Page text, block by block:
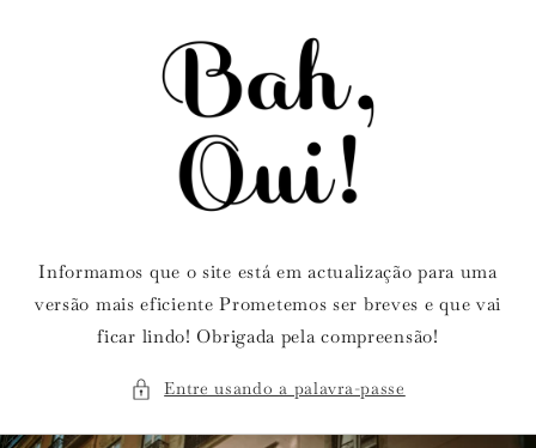
Informamos que o site está em actualização para uma
versão mais eficiente Prometemos ser breves e que vai
ficar lindo! Obrigada pela compreensão!
Entre usando a palavra-passe